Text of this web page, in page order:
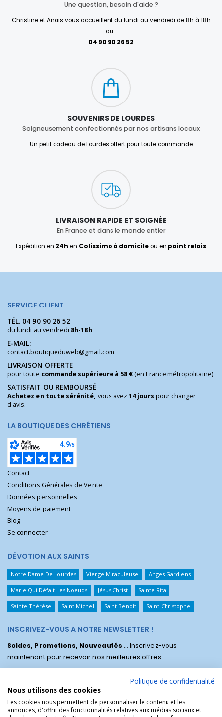
Une question, besoin d'aide ?
Christine et Anaïs vous accueillent du lundi au vendredi de 8h à 18h
au :
04 90 90 26 52
SOUVENIRS DE LOURDES
Soigneusement confectionnés par nos artisans locaux
Un petit cadeau de Lourdes offert pour toute commande
LIVRAISON RAPIDE ET SOIGNÉE
En France et dans le monde entier
Expédition en 24h en Colissimo à domicileou en point relais
SERVICE CLIENT
TÉL. 04 90 90 26 52
du lundi au vendredi 8h-18h
E-MAIL:
contact.boutiqueduweb@gmail.com
LIVRAISON OFFERTE
pour toute commande supérieure à 58 €(en France métropolitaine)
SATISFAIT OU REMBOURSÉ
Achetez en toute sérénité, vous avez14 jours pour changer
d'avis.
LA BOUTIQUE DES CHRÉTIENS
Contact
Conditions Générales de Vente
Données personnelles
Moyens de paiement
Blog
Se connecter
DÉVOTION AUX SAINTS
Notre Dame De Lourdes Vierge Miraculeuse Anges Gardiens
Marie Qui Défait Les Noeuds Jésus Christ Sainte Rita
Sainte Thérèse Saint Michel Saint Benoît Saint Christophe
INSCRIVEZ-VOUS A NOTRE NEWSLETTER !
Soldes, Promotions, Nouveautés ... Inscrivez-vous
maintenant pour recevoir nos meilleures offres.
Politique de confidentialité
Nous utilisons des cookies
Les cookies nous permettent de personnaliser le contenu et les
annonces, d'offrir des fonctionnalités relatives aux médias sociaux et